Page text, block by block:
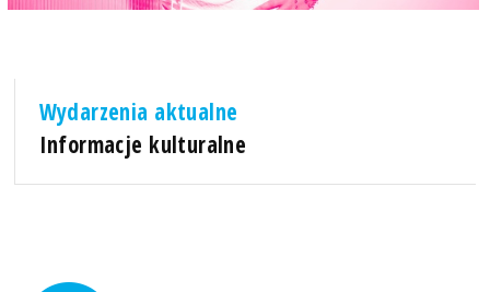
Wydarzenia aktualne
Informacje kulturalne